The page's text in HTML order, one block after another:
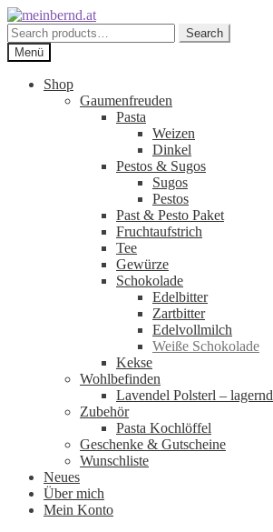
Zur
Navigation
springen
Zum
Inhalt
springen
Search
for:
Search
Menü
Shop
Gaumenfreuden
Pasta
Weizen
Dinkel
Pestos & Sugos
Sugos
Pestos
Past & Pesto Paket
Fruchtaufstrich
Tee
Gewürze
Schokolade
Edelbitter
Zartbitter
Edelvollmilch
Weiße Schokolade
Kekse
Wohlbefinden
Lavendel Polsterl – lagernd
Zubehör
Pasta Kochlöffel
Geschenke & Gutscheine
Wunschliste
Neues
Über mich
Mein Konto